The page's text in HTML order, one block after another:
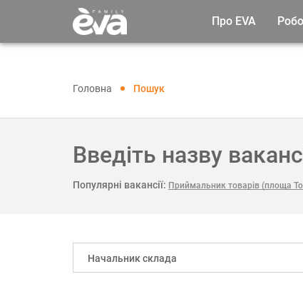
Про EVA
Головна Пошук
Введіть назву
Популярні вакансії: Приймальник товарів (площа
Начальник склада